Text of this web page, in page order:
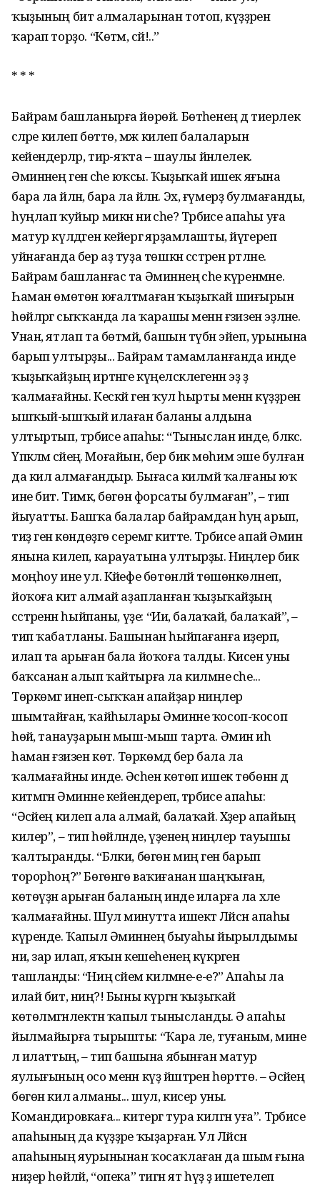
ҡыҙының бит алмаларынан тотоп, күҙҙәренә
ҡарап торҙо. “Көтәм, әсәй!..”
* * *
Байрам башланырға йөрөй. Бөтәһенең дә тиерлек
әсәләре килеп бөттө, мәж килеп балаларын
кейендерәләр, тирә-яҡта – шаулы йәнлелек.
Әминәнең генә әсәһе юҡсы. Ҡыҙыҡай ишек яғына
бара ла әйләнә, бара ла әйләнә. Эх, ғүмерҙә булмағанды,
һуңлап ҡуйыр микән ни әсәһе? Тәрбиәсе апаһы уға
матур күлдәген кейергә ярҙамлашты, йүгереп
уйнағанда бер аҙ туҙа төшкән сәстәрен рәтләне.
Байрам башланғас та Әминәнең әсәһе күренмәне.
Һаман өмөтөн юғалтмаған ҡыҙыҡай шиғырын
һөйләргә сыҡҡанда ла ҡарашы менән ғәзизен эҙләне.
Унан, ятлап та бөтмәй, башын түбән эйеп, урынына
барып ултырҙы... Байрам тамамланғанда инде
ҡыҙыҡайҙың иртәнге күңелсәклегенән эҙ ҙә
ҡалмағайны. Кескәй генә ҡул һырты менән күҙҙәрен
ышҡый-ышҡый илаған баланы алдына
ултыртып, тәрбиәсе апаһы: “Тыныслан инде, бәләкәс.
Үпкәләмә әсәйеңә. Моғайын, бер бик мөһим эше булған
да килә алмағандыр. Бығаса килмәй ҡалғаны юҡ
ине бит. Тимәк, бөгөн форсаты булмаған”, – тип
йыуатты. Башҡа балалар байрамдан һуң арып,
тиҙ генә көндөҙгө серемгә китте. Тәрбиәсе апай Әминә
янына килеп, карауатына ултырҙы. Ниңәлер бик
моңһоу ине ул. Кәйефе бөтөнләй төшөнкөләнеп,
йоҡоға китә алмай аҙапланған ҡыҙыҡайҙың
сәстәренән һыйпаны, үҙе: “Ии, балаҡай, балаҡай”, –
тип ҡабатланы. Башынан һыйпағанға иҙерәп,
илап та арыған бала йоҡоға талды. Кисен уны
баҡсанан алып ҡайтырға ла килмәне әсәһе...
Төркөмгә инеп-сыҡҡан апайҙар ниңәлер
шымтайған, ҡайһылары Әминәне ҡосоп-ҡосоп
һөйә, танауҙарын мыш-мыш тарта. Әминә иһә
һаман ғәзизен көтә. Төркөмдә бер бала ла
ҡалмағайны инде. Әсәһен көтөп ишек төбөнән дә
китмәгән Әминәне кейендереп, тәрбиәсе апаһы:
“Әсәйең килеп ала алмай, балаҡай. Хәҙер апайың
килер”, – тип һөйләнде, үҙенең ниңәлер тауышы
ҡалтыранды. “Бәлки, бөгөн миңә генә барып
торорһоң?” Бөгөнгө ваҡиғанан шаңҡыған,
көтөүҙән арыған баланың инде иларға ла хәле
ҡалмағайны. Шул минутта ишектә Ләйсән апаһы
күренде. Ҡапыл Әминәнең быуаһы йырылдымы
ни, зар илап, яҡын кешеһенең күкрәгенә
ташланды: “Ниңә әсәйем килмәне-е-е?” Апаһы ла
илай бит, ниңә?! Быны күргән ҡыҙыҡай
көтөлмәгәнлектән ҡапыл тынысланды. Ә апаһы
йылмайырға тырышты: “Ҡара әле, туғаным, мине
лә илаттың, – тип башына ябынған матур
яулығының осо менән күҙ йәштәрен һөрттө. – Әсәйең
бөгөн килә алманы... шул, кисер уны.
Командировкаға... китергә тура килгән уға”. Тәрбиәсе
апаһының да күҙҙәре ҡыҙарған. Ул Ләйсән
апаһының яурынынан ҡосаҡлаған да шым ғына
ниҙер һөйләй, “опека” тигән ят һүҙ ҙә ишетелеп